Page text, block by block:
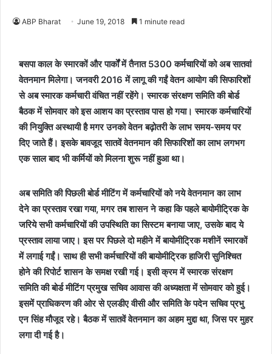
ABP Bharat June 19, 2018 1 minute read
बसपा काल के स्मारकों और पार्कों में तैनात 5300 कर्मचारियों को अब सातवां
वेतनमान मिलेगा। जनवरी 2016 में लागू की गईं वेतन आयोग की सिफारिशों
से अब स्मारक कर्मचारी वंचित नहीं रहेंगे। स्मारक संरक्षण समिति की बोर्ड
बैठक में सोमवार को इस आशय का प्रस्ताव पास हो गया। स्मारक कर्मचारियों
की नियुक्ति अस्थायी है मगर उनको वेतन बढ़ोतरी के लाभ समय-समय पर
दिए जाते हैं। इसके बावजूद सातवें वेतनमान की सिफारिशों का लाभ लगभग
एक साल बाद भी कर्मियों को मिलना शुरू नहीं हुआ था।
अब समिति की पिछली बोर्ड मीटिंग में कर्मचारियों को नये वेतनमान का लाभ
देने का प्रस्ताव रखा गया, मगर तब शासन ने कहा कि पहले बायोमीट्रिक के
जरिये सभी कर्मचारियों की उपस्थिति का सिस्टम बनाया जाए, उसके बाद ये
प्रस्ताव लाया जाए। इस पर पिछले दो महीने में बायोमीट्रिक मशीनें स्मारकों
में लगाई गईं। साथ ही सभी कर्मचारियों की बायोमीट्रिक हाजिरी सुनिश्चित
होने की रिपोर्ट शासन के समक्ष रखी गई। इसी क्रम में स्मारक संरक्षण
समिति की बोर्ड मीटिंग प्रमुख सचिव आवास की अध्यक्षता में सोमवार को हुई।
इसमें प्राधिकरण की ओर से एलडीए वीसी और समिति के पदेन सचिव प्रभु
एन सिंह मौजूद रहे। बैठक में सातवें वेतनमान का अहम मुद्दा था, जिस पर मुहर
लगा दी गई है।